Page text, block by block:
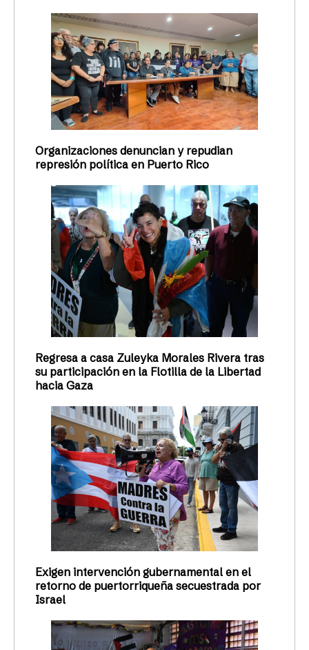
Organizaciones denuncian y repudian
represión política en Puerto Rico
Regresa a casa Zuleyka Morales Rivera tras
su participación en la Flotilla de la Libertad
hacia Gaza
Exigen intervención gubernamental en el
retorno de puertorriqueña secuestrada por
Israel